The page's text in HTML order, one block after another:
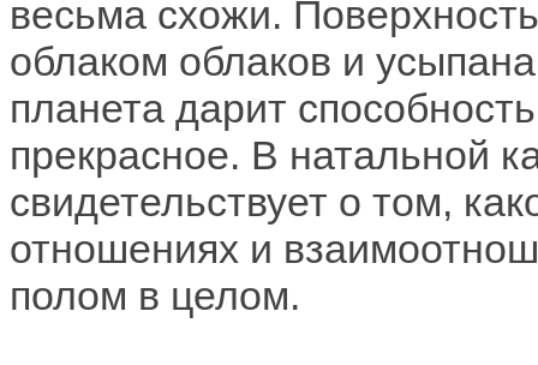
весьма схожи.
облаком облаков и
планета дарит
прекрасное. В натальной
свидетельствует о том,
отношениях и
полом в целом.